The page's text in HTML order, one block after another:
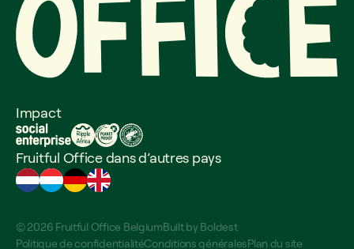
Impact
Fruitful Office dans d’autres pays
© 2026 Fruitful Office BelgiumBuilt byBoldest
Politique de confidentialitéConditions généralesPlan du site